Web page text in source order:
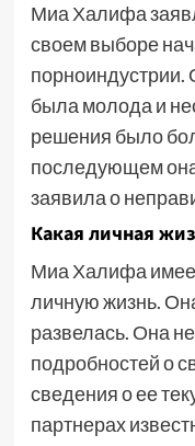
Миа Халифа
своем выборе
порноиндустрии.
была молода и
решения было
последующем
заявила о
Какая личная
Миа Халифа
личную жизнь.
развелась. Она
подробностей о
сведения о ее
партнерах